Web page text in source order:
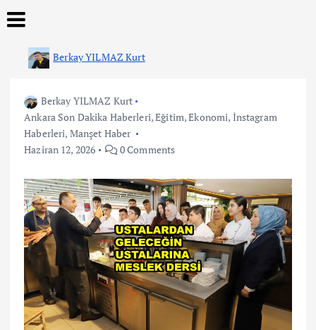
Berkay YILMAZ Kurt
Berkay YILMAZ Kurt
Ankara Son Dakika Haberleri,Eğitim,Ekonomi, İnstagram
Haberleri, Manşet Haber
Haziran 12, 2026
0 Comments